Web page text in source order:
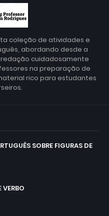
coleção de atividades e
abordando desde a
cuidadosamente
na preparação de
rico para estudantes
SOBRE FIGURAS DE
VERBO